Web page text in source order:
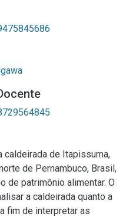
caldeirada de Itapissuma,
de Pernambuco, Brasil,
de patrimônio alimentar. O
a caldeirada quanto a
fim de interpretar as